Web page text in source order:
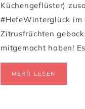
Küchengeflüster)
#HefeWinterglück im
Zitrusfrüchten
mitgemacht haben!
MEHR LESEN